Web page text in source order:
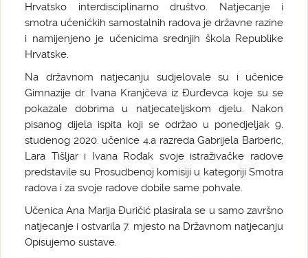
Hrvatsko interdisciplinarno društvo. Natjecanje i
smotra učeničkih samostalnih radova je državne razine
i namijenjeno je učenicima srednjih škola Republike
Hrvatske.
Na državnom natjecanju sudjelovale su i učenice
Gimnazije dr. Ivana Kranjčeva iz Đurđevca koje su se
pokazale dobrima u natjecateljskom djelu. Nakon
pisanog dijela ispita koji se održao u ponedjeljak 9.
studenog 2020. učenice 4.a razreda Gabrijela Barberic,
Lara Tišljar i Ivana Rođak svoje istraživačke radove
predstavile su Prosudbenoj komisiji u kategoriji Smotra
radova i za svoje radove dobile same pohvale.
Učenica Ana Marija Đuričić plasirala se u samo završno
natjecanje i ostvarila 7. mjesto na Državnom natjecanju
Opisujemo sustave.